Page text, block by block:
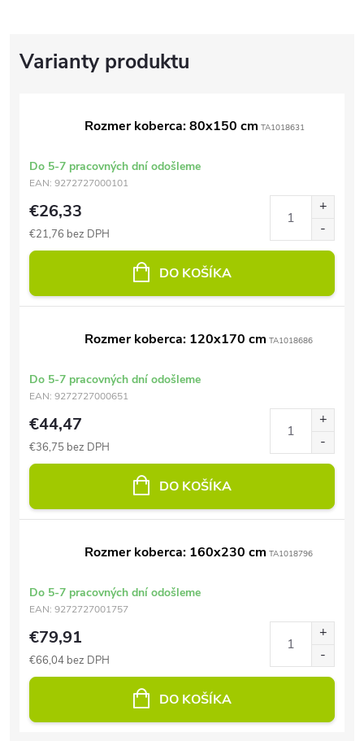
Rozmer koberca: 80x150 cm TA1018631
Do 5-7 pracovných dní odošleme
EAN: 9272727000101
€26,33
€21,76 bez DPH
DO KOŠÍKA
Rozmer koberca: 120x170 cm TA1018686
Do 5-7 pracovných dní odošleme
EAN: 9272727000651
€44,47
€36,75 bez DPH
DO KOŠÍKA
Rozmer koberca: 160x230 cm TA1018796
Do 5-7 pracovných dní odošleme
EAN: 9272727001757
€79,91
€66,04 bez DPH
DO KOŠÍKA